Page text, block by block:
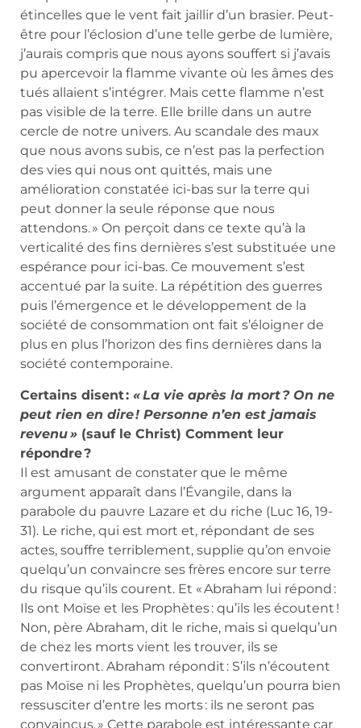
étincelles que le vent fait jaillir d’un brasier. Peut-
être pour l’éclosion d’une telle gerbe de lumière,
j’aurais compris que nous ayons souffert si j’avais
pu apercevoir la flamme vivante où les âmes des
tués allaient s’intégrer. Mais cette flamme n’est
pas visible de la terre. Elle brille dans un autre
cercle de notre univers. Au scandale des maux
que nous avons subis, ce n’est pas la perfection
des vies qui nous ont quittés, mais une
amélioration constatée ici-bas sur la terre qui
peut donner la seule réponse que nous
attendons. » On perçoit dans ce texte qu’à la
verticalité des fins dernières s’est substituée une
espérance pour ici-bas. Ce mouvement s’est
accentué par la suite. La répétition des guerres
puis l’émergence et le développement de la
société de consommation ont fait s’éloigner de
plus en plus l’horizon des fins dernières dans la
société contemporaine.
Certains disent : « La vie après la mort ? On ne
peut rien en dire ! Personne n’en est jamais
revenu » (sauf le Christ) Comment leur
répondre ?
Il est amusant de constater que le même
argument apparaît dans l’Évangile, dans la
parabole du pauvre Lazare et du riche (Luc 16, 19-
31). Le riche, qui est mort et, répondant de ses
actes, souffre terriblement, supplie qu’on envoie
quelqu’un convaincre ses frères encore sur terre
du risque qu’ils courent. Et « Abraham lui répond :
Ils ont Moïse et les Prophètes : qu’ils les écoutent !
Non, père Abraham, dit le riche, mais si quelqu’un
de chez les morts vient les trouver, ils se
convertiront. Abraham répondit : S’ils n’écoutent
pas Moïse ni les Prophètes, quelqu’un pourra bien
ressusciter d’entre les morts : ils ne seront pas
convaincus. » Cette parabole est intéressante car